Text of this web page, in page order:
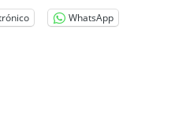
WhatsApp